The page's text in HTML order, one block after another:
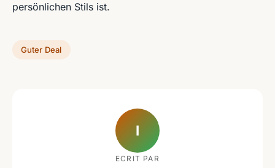
persönlichen Stils ist.
Guter Deal
I
ECRIT PAR